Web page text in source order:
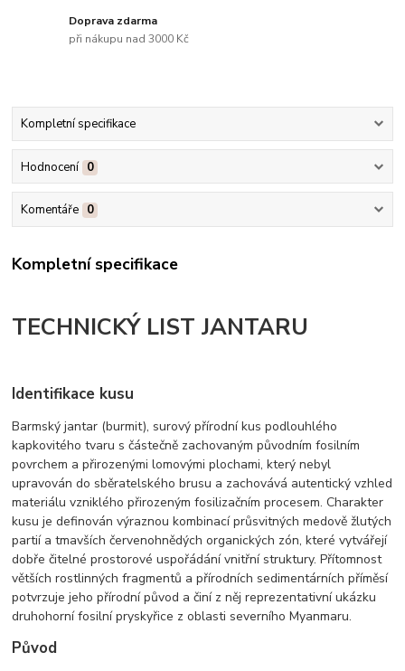
Doprava zdarma
při nákupu nad 3000 Kč
Kompletní specifikace
Hodnocení 0
Komentáře 0
Kompletní specifikace
TECHNICKÝ LIST JANTARU
Identifikace kusu
Barmský jantar (burmit), surový přírodní kus podlouhlého
kapkovitého tvaru s částečně zachovaným původním fosilním
povrchem a přirozenými lomovými plochami, který nebyl
upravován do sběratelského brusu a zachovává autentický vzhled
materiálu vzniklého přirozeným fosilizačním procesem. Charakter
kusu je definován výraznou kombinací průsvitných medově žlutých
partií a tmavších červenohnědých organických zón, které vytvářejí
dobře čitelné prostorové uspořádání vnitřní struktury. Přítomnost
větších rostlinných fragmentů a přírodních sedimentárních příměsí
potvrzuje jeho přírodní původ a činí z něj reprezentativní ukázku
druhohorní fosilní pryskyřice z oblasti severního Myanmaru.
Původ